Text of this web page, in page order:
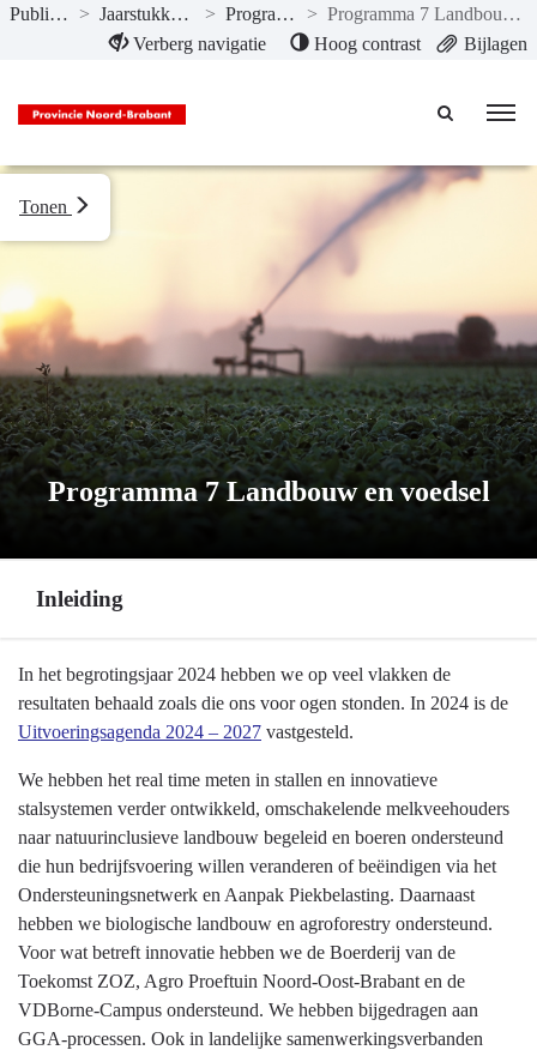
Naar hoofdinhoud
Publicaties > Jaarstukken 2024 > Programma’s >
Programma 7 Landbouw en voedsel
Verberg navigatie
Hoog contrast Bijlagen
Programma 7 Landbouw en voedsel
Tonen
Inleiding
Terug
naar
navigatie
Programma
Landbouw
voedsel
Inleiding
In het begrotingsjaar 2024 hebben we op veel vlakken de
resultaten behaald zoals die ons voor ogen stonden. In 2024 is de
Uitvoeringsagenda 2024 – 2027 vastgesteld.
We hebben het real time meten in stallen en innovatieve
stalsystemen verder ontwikkeld, omschakelende melkveehouders
naar natuurinclusieve landbouw begeleid en boeren ondersteund
die hun bedrijfsvoering willen veranderen of beëindigen via het
Ondersteuningsnetwerk en Aanpak Piekbelasting. Daarnaast
hebben we biologische landbouw en agroforestry ondersteund.
Voor wat betreft innovatie hebben we de Boerderij van de
Toekomst ZOZ, Agro Proeftuin Noord-Oost-Brabant en de
VDBorne-Campus ondersteund. We hebben bijgedragen aan
GGA-processen. Ook in landelijke samenwerkingsverbanden